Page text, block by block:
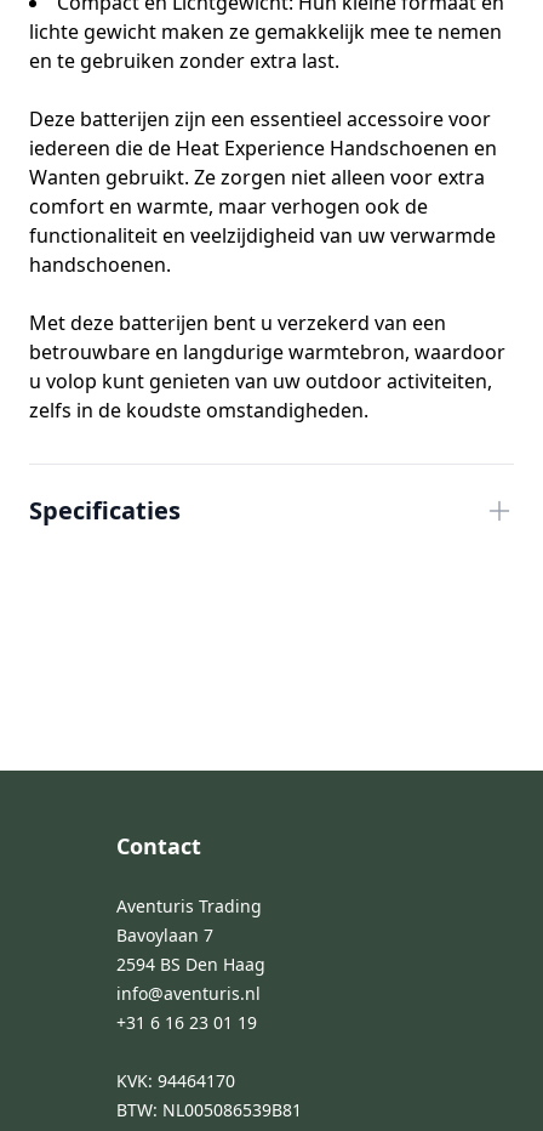
lichte gewicht maken ze gemakkelijk mee te nemen
en te gebruiken zonder extra last.
Deze batterijen zijn een essentieel accessoire voor
iedereen die de Heat Experience Handschoenen en
Wanten gebruikt. Ze zorgen niet alleen voor extra
comfort en warmte, maar verhogen ook de
functionaliteit en veelzijdigheid van uw verwarmde
handschoenen.
Met deze batterijen bent u verzekerd van een
betrouwbare en langdurige warmtebron, waardoor
u volop kunt genieten van uw outdoor activiteiten,
zelfs in de koudste omstandigheden.
Specificaties
Contact
Aventuris Trading
Bavoylaan 7
2594 BS Den Haag
info@aventuris.nl
+31 6 16 23 01 19
KVK: 94464170
BTW: NL005086539B81